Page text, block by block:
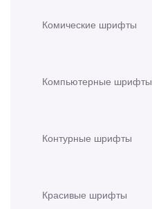
Комические шрифты
Компьютерные шрифты
Контурные шрифты
Красивые шрифты